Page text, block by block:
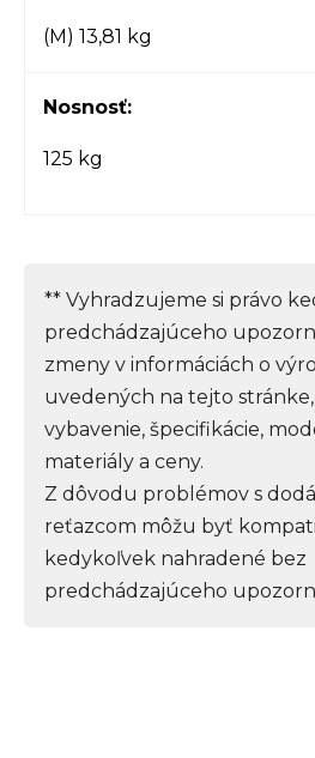
(M) 13,81 kg
Nosnosť:
125 kg
** Vyhradzujeme si právo
predchádzajúceho
zmeny v informáciách o
uvedených na tejto stránke,
vybavenie, špecifikácie,
materiály a ceny.
Z dôvodu problémov s
reťazcom môžu byť
kedykoľvek nahradené bez
predchádzajúceho